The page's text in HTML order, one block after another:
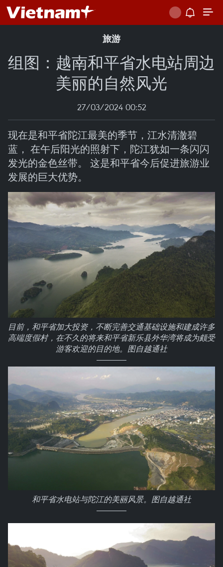
旅游
组图：越南和平省水电站周边
美丽的自然风光
27/03/2024 00:52
现在是和平省陀江最美的季节，江水清澈碧
蓝， 在午后阳光的照射下，陀江犹如一条闪闪
发光的金色丝带。 这是和平省今后促进旅游业
发展的巨大优势。
目前，和平省加大投资，不断完善交通基础设施和建成许多
高端度假村，在不久的将来和平省新乐县外华湾将成为颇受
游客欢迎的目的地。图自越通社
和平省水电站与陀江的美丽风景。图自越通社